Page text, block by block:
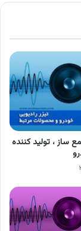
ساز ، تولید کننده